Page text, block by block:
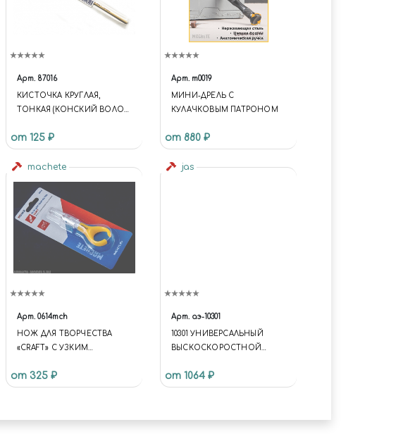
Арт. 87016
КИСТОЧКА КРУГЛАЯ,
ТОНКАЯ (КОНСКИЙ ВОЛОС,
от 125 ₽
Арт. m0019
МИНИ-ДРЕЛЬ С
КУЛАЧКОВЫМ ПАТРОНОМ
от 880 ₽
machete
Арт. 0614mch
НОЖ ДЛЯ ТВОРЧЕСТВА
«CRAFT» С УЗКИМ
от 325 ₽
jas
Арт. аэ-10301
10301 УНИВЕРСАЛЬНЫЙ
ВЫСКОСКОРОCТНОЙ
(БОРМАШИНА), 18ВТ., 5000-14
000 ОБ/МИН.
от 1064 ₽